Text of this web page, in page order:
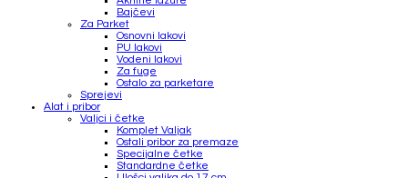
Bajčevi
Za Parket
Osnovni lakovi
PU lakovi
Vodeni lakovi
Za fuge
Ostalo za parketare
Sprejevi
Alat i pribor
Valjci i četke
Komplet Valjak
Ostali pribor za premaze
Specijalne četke
Standardne četke